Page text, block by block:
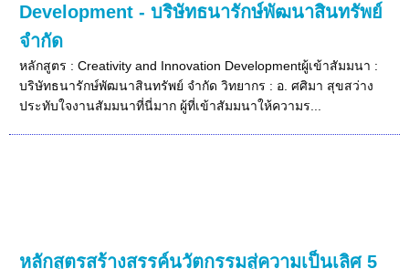
Development - บริษัทธนารักษ์พัฒนาสินทรัพย์
จำกัด
หลักสูตร : Creativity and Innovation Developmentผู้เข้าสัมมนา :
บริษัทธนารักษ์พัฒนาสินทรัพย์ จำกัด วิทยากร : อ. ศศิมา สุขสว่าง
ประทับใจงานสัมมนาที่นี่มาก ผู้ที่เข้าสัมมนาให้ความร...
หลักสูตรสร้างสรรค์นวัตกรรมสู่ความเป็นเลิศ 5